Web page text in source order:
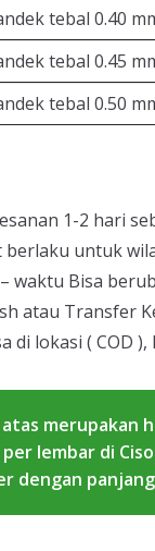
tebal 0.40
tebal 0.45
tebal 0.50
1-2 hari
untuk
waktu Bisa
atau Transfer
di lokasi ( COD
merupakan
lembar di
dengan